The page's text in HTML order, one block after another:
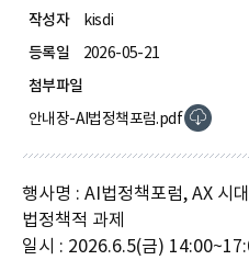
작성자
kisdi
등록일
2026-05-21
첨부파일
안내장-AI법정책포럼.pdf
행사명 : AI법정책포럼, AX 시
법정책적 과제
일시 : 2026.6.5(금)